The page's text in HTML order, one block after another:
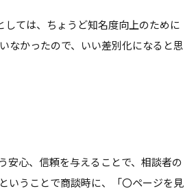
ては、ちょうど知名度向上のために
なかったので、いい差別化になると思
安心、信頼を与えることで、相談者の
いうことで商談時に、「〇ページを見